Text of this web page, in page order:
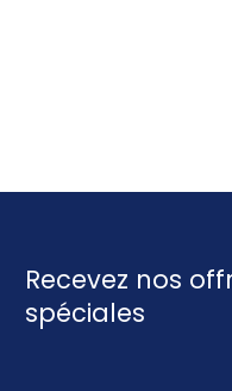
Recevez nos
spéciales